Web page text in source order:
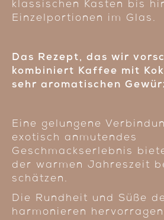
klassischen Kasten bis
Einzelportionen im Glas.
Das Rezept, das wir
kombiniert Kaffee mit
sehr aromatischen
Eine gelungene
exotisch anmutendes
Geschmackserlebnis
der warmen Jahreszeit
schätzen.
Die Rundheit und Süße
harmonieren